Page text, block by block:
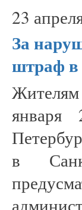
23
За
штраф в
января
в